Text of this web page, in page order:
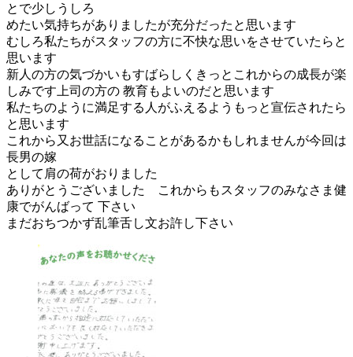
とで少しうしろ
めたい気持ちがありましたが充分だったと思います
むしろ私たちがスタッフの方に不快な思いをさせていたらと
思います
新人の方の気づかいもすばらしくきっとこれからの成長が楽
しみです上司の方の 教育もよいのだと思います
私たちのように満足する人がふえるようもっと宣伝されたら
と思います
これから又お世話になることがあるかもしれませんが今回は
長男の嫁
として肩の荷がおりました
ありがとうございました これからもスタッフのみなさま健
康でがんばって 下さい
まだおちつかず乱筆舌し文お許し下さい